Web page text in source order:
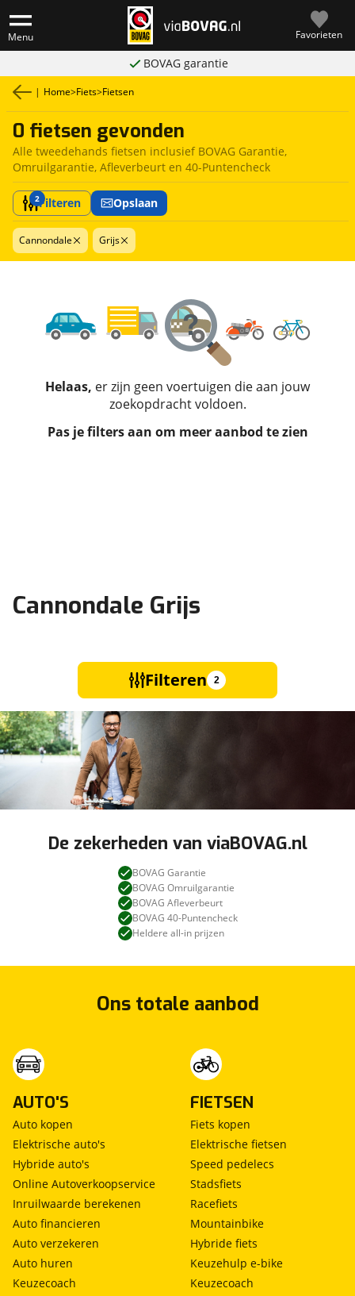
Menu Favorieten
BOVAG garantie
| Home>Fiets>Fietsen
0 fietsen gevonden
Alle tweedehands fietsen inclusief BOVAG Garantie,
Omruilgarantie, Afleverbeurt en 40-Puntencheck
2Filteren Opslaan
Cannondale Grijs
Helaas, er zijn geen voertuigen die aan jouw
zoekopdracht voldoen.
Pas je filters aan om meer aanbod te zien
Cannondale Grijs
Filteren 2
De zekerheden van viaBOVAG.nl
BOVAG Garantie
BOVAG Omruilgarantie
BOVAG Afleverbeurt
BOVAG 40-Puntencheck
Heldere all-in prijzen
Ons totale aanbod
AUTO'S
Auto kopen
Elektrische auto's
Hybride auto's
Online Autoverkoopservice
Inruilwaarde berekenen
Auto financieren
Auto verzekeren
Auto huren
Keuzecoach
FIETSEN
Fiets kopen
Elektrische fietsen
Speed pedelecs
Stadsfiets
Racefiets
Mountainbike
Hybride fiets
Keuzehulp e-bike
Keuzecoach